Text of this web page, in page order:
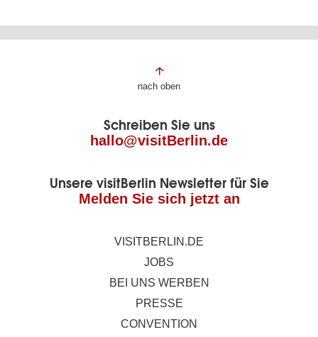
Fußbereich
Seite
nach oben
Schreiben Sie uns
hallo@visitBerlin.de
Unsere visitBerlin Newsletter für Sie
Melden Sie sich jetzt an
VISITBERLIN.DE
JOBS
BEI UNS WERBEN
PRESSE
CONVENTION